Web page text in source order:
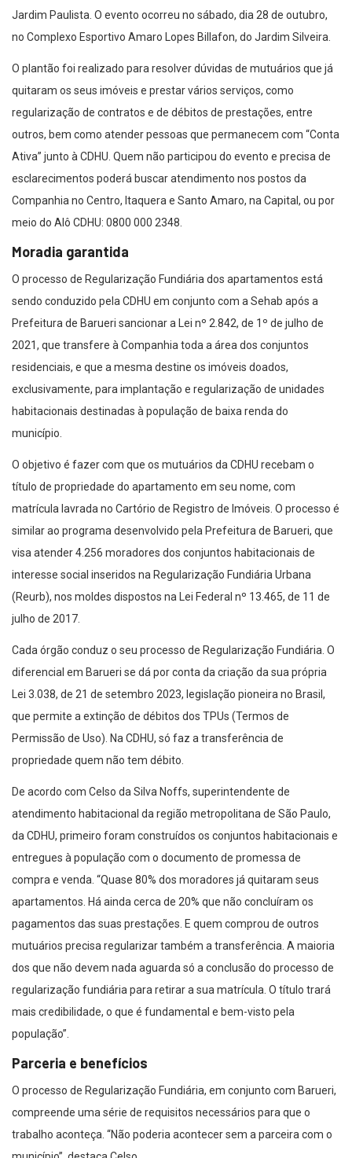
Jardim Paulista. O evento ocorreu no sábado, dia 28 de outubro,
no Complexo Esportivo Amaro Lopes Billafon, do Jardim Silveira.
O plantão foi realizado para resolver dúvidas de mutuários que já
quitaram os seus imóveis e prestar vários serviços, como
regularização de contratos e de débitos de prestações, entre
outros, bem como atender pessoas que permanecem com “Conta
Ativa” junto à CDHU. Quem não participou do evento e precisa de
esclarecimentos poderá buscar atendimento nos postos da
Companhia no Centro, Itaquera e Santo Amaro, na Capital, ou por
meio do Alô CDHU: 0800 000 2348.
Moradia garantida
O processo de Regularização Fundiária dos apartamentos está
sendo conduzido pela CDHU em conjunto com a Sehab após a
Prefeitura de Barueri sancionar a Lei nº 2.842, de 1º de julho de
2021, que transfere à Companhia toda a área dos conjuntos
residenciais, e que a mesma destine os imóveis doados,
exclusivamente, para implantação e regularização de unidades
habitacionais destinadas à população de baixa renda do
município.
O objetivo é fazer com que os mutuários da CDHU recebam o
título de propriedade do apartamento em seu nome, com
matrícula lavrada no Cartório de Registro de Imóveis. O processo é
similar ao programa desenvolvido pela Prefeitura de Barueri, que
visa atender 4.256 moradores dos conjuntos habitacionais de
interesse social inseridos na Regularização Fundiária Urbana
(Reurb), nos moldes dispostos na Lei Federal nº 13.465, de 11 de
julho de 2017.
Cada órgão conduz o seu processo de Regularização Fundiária. O
diferencial em Barueri se dá por conta da criação da sua própria
Lei 3.038, de 21 de setembro 2023, legislação pioneira no Brasil,
que permite a extinção de débitos dos TPUs (Termos de
Permissão de Uso). Na CDHU, só faz a transferência de
propriedade quem não tem débito.
De acordo com Celso da Silva Noffs, superintendente de
atendimento habitacional da região metropolitana de São Paulo,
da CDHU, primeiro foram construídos os conjuntos habitacionais e
entregues à população com o documento de promessa de
compra e venda. “Quase 80% dos moradores já quitaram seus
apartamentos. Há ainda cerca de 20% que não concluíram os
pagamentos das suas prestações. E quem comprou de outros
mutuários precisa regularizar também a transferência. A maioria
dos que não devem nada aguarda só a conclusão do processo de
regularização fundiária para retirar a sua matrícula. O título trará
mais credibilidade, o que é fundamental e bem-visto pela
população”.
Parceria e benefícios
O processo de Regularização Fundiária, em conjunto com Barueri,
compreende uma série de requisitos necessários para que o
trabalho aconteça. “Não poderia acontecer sem a parceira com o